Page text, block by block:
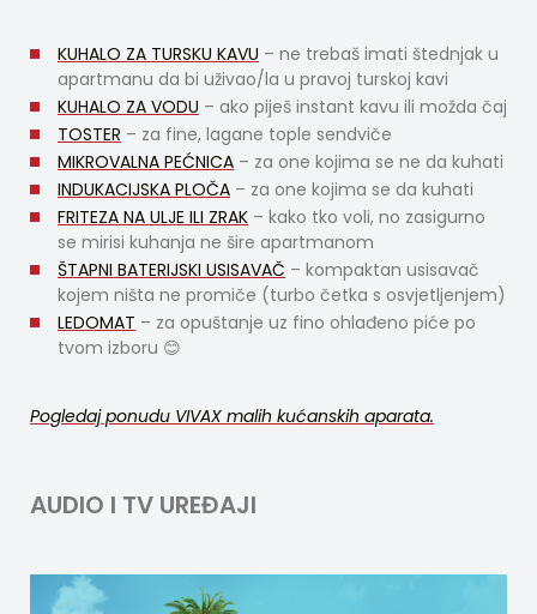
KUHALO ZA TURSKU KAVU – ne trebaš imati štednjak u
apartmanu da bi uživao/la u pravoj turskoj kavi
KUHALO ZA VODU – ako piješ instant kavu ili možda čaj
TOSTER – za fine, lagane tople sendviče
MIKROVALNA PEĆNICA – za one kojima se ne da kuhati
INDUKACIJSKA PLOČA – za one kojima se da kuhati
FRITEZA NA ULJE ILI ZRAK – kako tko voli, no zasigurno
se mirisi kuhanja ne šire apartmanom
ŠTAPNI BATERIJSKI USISAVAČ – kompaktan usisavač
kojem ništa ne promiče (turbo četka s osvjetljenjem)
LEDOMAT – za opuštanje uz fino ohlađeno piće po
tvom izboru 😊
Pogledaj ponudu VIVAX malih kućanskih aparata.
AUDIO I TV UREĐAJI